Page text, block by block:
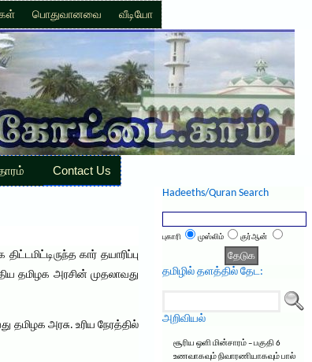
பொதுவானவை வீடியோ
Contact Us
கார் தயாரிப்பு
தமிழக அரசின் முதலாவது
அரசு. உரிய நேரத்தில்
Hadeeths/Quran Search
புகாரி முஸ்லிம் குர்ஆன்
தமிழில் தளத்தில் தேட:
அறிவியல்
சூரிய ஒளி மின்சாரம் – பகுதி 6
உணவாகவும் நிவாரணியாகவும் பால்